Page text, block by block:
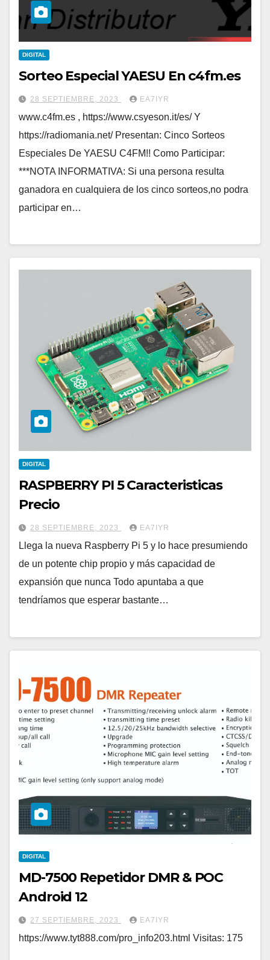
DIGITAL
Sorteo Especial YAESU En c4fm.es
28 SEPTIEMBRE, 2023 EA7IYR
www.c4fm.es , https://www.csyeson.it/es/ Y
https://radiomania.net/ Presentan: Cinco Sorteos
Especiales De YAESU C4FM!! Como Participar:
***NOTA INFORMATIVA: Si una persona resulta
ganadora en cualquiera de los cinco sorteos,no podra
participar en…
DIGITAL
RASPBERRY PI 5 Caracteristicas
Precio
28 SEPTIEMBRE, 2023 EA7IYR
Llega la nueva Raspberry Pi 5 y lo hace presumiendo
de un potente chip propio y más capacidad de
expansión que nunca Todo apuntaba a que
tendríamos que esperar bastante…
DIGITAL
MD-7500 Repetidor DMR & POC
Android 12
27 SEPTIEMBRE, 2023 EA7IYR
https://www.tyt888.com/pro_info203.html Visitas: 175